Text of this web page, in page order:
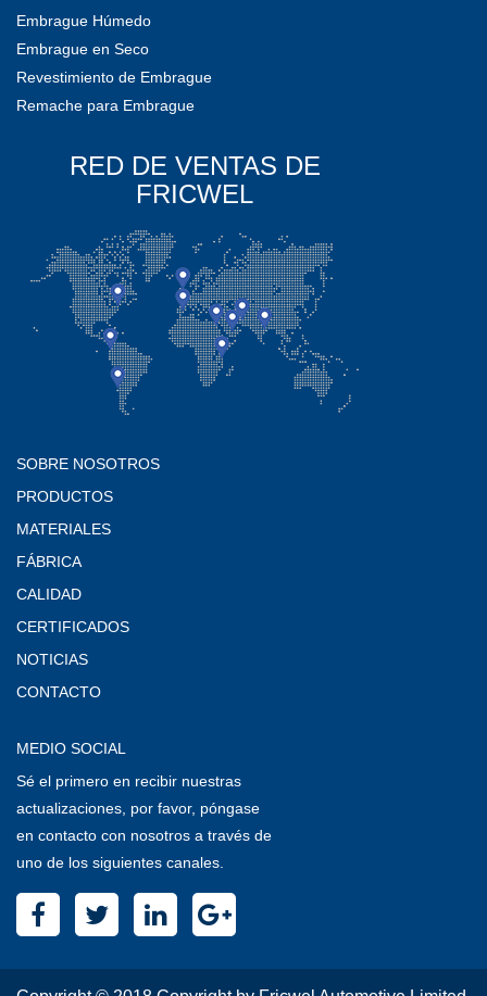
Embrague Húmedo
Embrague en Seco
Revestimiento de Embrague
Remache para Embrague
RED DE VENTAS DE
FRICWEL
SOBRE NOSOTROS
PRODUCTOS
MATERIALES
FÁBRICA
CALIDAD
CERTIFICADOS
NOTICIAS
CONTACTO
MEDIO SOCIAL
Sé el primero en recibir nuestras
actualizaciones, por favor, póngase
en contacto con nosotros a través de
uno de los siguientes canales.